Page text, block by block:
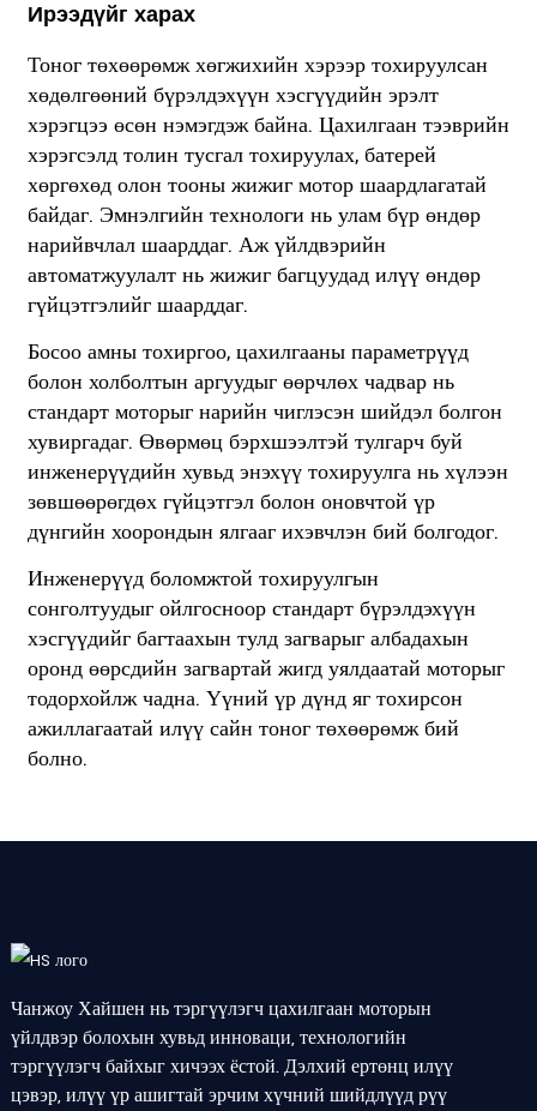
Ирээдүйг харах
Тоног төхөөрөмж хөгжихийн хэрээр тохируулсан
хөдөлгөөний бүрэлдэхүүн хэсгүүдийн эрэлт
хэрэгцээ өсөн нэмэгдэж байна. Цахилгаан тээврийн
хэрэгсэлд толин тусгал тохируулах, батерей
хөргөхөд олон тооны жижиг мотор шаардлагатай
байдаг. Эмнэлгийн технологи нь улам бүр өндөр
нарийвчлал шаарддаг. Аж үйлдвэрийн
автоматжуулалт нь жижиг багцуудад илүү өндөр
гүйцэтгэлийг шаарддаг.
Босоо амны тохиргоо, цахилгааны параметрүүд
болон холболтын аргуудыг өөрчлөх чадвар нь
стандарт моторыг нарийн чиглэсэн шийдэл болгон
хувиргадаг. Өвөрмөц бэрхшээлтэй тулгарч буй
инженерүүдийн хувьд энэхүү тохируулга нь хүлээн
зөвшөөрөгдөх гүйцэтгэл болон оновчтой үр
дүнгийн хоорондын ялгааг ихэвчлэн бий болгодог.
Инженерүүд боломжтой тохируулгын
сонголтуудыг ойлгосноор стандарт бүрэлдэхүүн
хэсгүүдийг багтаахын тулд загварыг албадахын
оронд өөрсдийн загвартай жигд уялдаатай моторыг
тодорхойлж чадна. Үүний үр дүнд яг тохирсон
ажиллагаатай илүү сайн тоног төхөөрөмж бий
болно.
Чанжоу Хайшен нь тэргүүлэгч цахилгаан моторын
үйлдвэр болохын хувьд инноваци, технологийн
тэргүүлэгч байхыг хичээх ёстой. Дэлхий ертөнц илүү
цэвэр, илүү үр ашигтай эрчим хүчний шийдлүүд рүү